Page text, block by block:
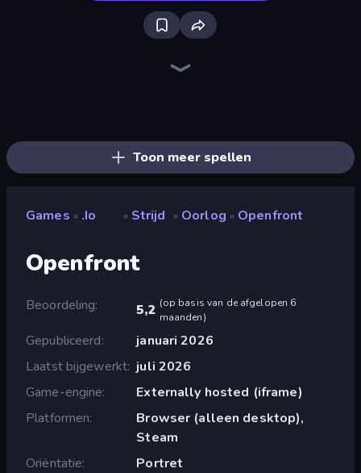
Toon meer spellen
Games » .io » Strijd » Oorlog » Openfront
Openfront
Beoordeling 5,2 (op basis van de afgelopen 6
maanden)
Gepubliceerd
januari 2026
Laatst bijgewerkt juli 2026
Game-engine
Externally hosted (iframe)
Platformen
Browser (alleen desktop),
Steam
Oriëntatie
Portret